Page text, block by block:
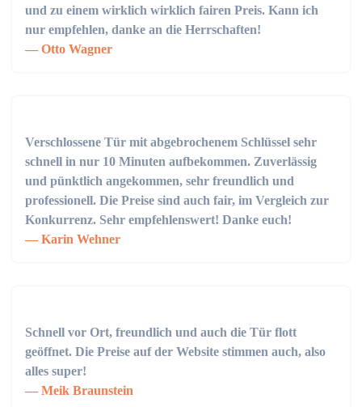
und zu einem wirklich wirklich fairen Preis. Kann ich
nur empfehlen, danke an die Herrschaften!
Otto Wagner
Verschlossene Tür mit abgebrochenem Schlüssel sehr
schnell in nur 10 Minuten aufbekommen. Zuverlässig
und pünktlich angekommen, sehr freundlich und
professionell. Die Preise sind auch fair, im Vergleich zur
Konkurrenz. Sehr empfehlenswert! Danke euch!
Karin Wehner
Schnell vor Ort, freundlich und auch die Tür flott
geöffnet. Die Preise auf der Website stimmen auch, also
alles super!
Meik Braunstein